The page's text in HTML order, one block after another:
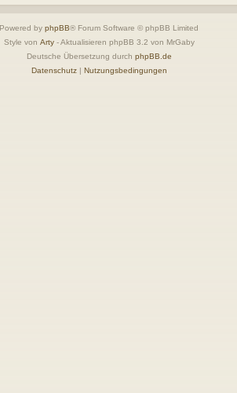
Powered by phpBB® Forum Software © phpBB Limited
Style von Arty- Aktualisieren phpBB 3.2 von MrGaby
Deutsche Übersetzung durch phpBB.de
Datenschutz| Nutzungsbedingungen